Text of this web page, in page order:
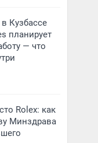
Кузбассе
планирует
— что
Rolex: как
Минздрава